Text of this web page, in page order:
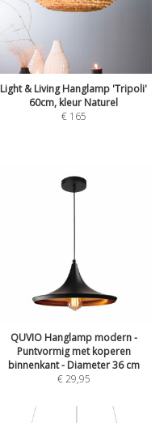
Light & Living Hanglamp 'Tripoli'
60cm, kleur Naturel
€ 165
QUVIO Hanglamp modern -
Puntvormig met koperen
binnenkant - Diameter 36 cm
€29,95